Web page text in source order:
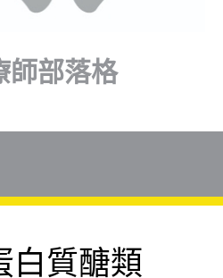
師部落格
白質醣類